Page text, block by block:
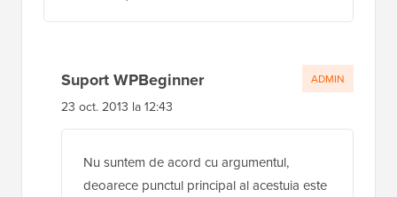
Suport WPBeginner
23 oct. 2013 la 12:43
Nu suntem de acord cu argumentul,
deoarece punctul principal al acestuia este
ADMIN